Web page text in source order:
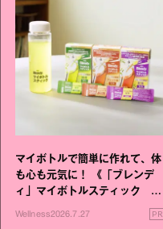
マイボトルで簡単に作れて、体
も心も元気に！ 《「ブレンデ
ィ」マイボトルスティック い
いこと毎日》シリーズが誕生
Wellness2026.7.27 PR